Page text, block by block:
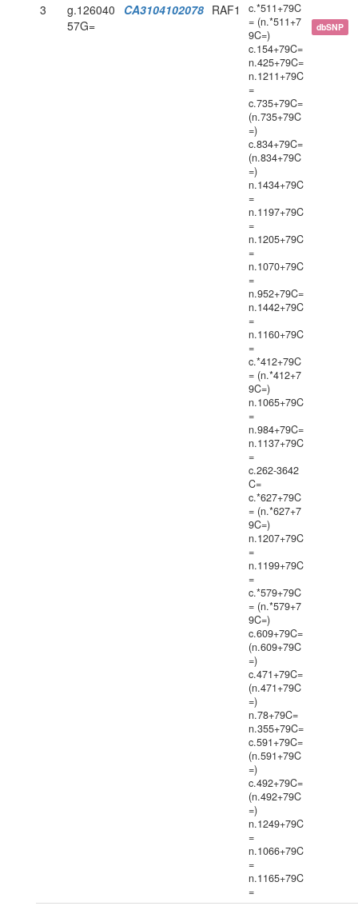
3
g.126040
57G=
CA3104102078 RAF1
c.*511+79C
= (n.*511+7
9C=)
c.154+79C=
n.425+79C=
n.1211+79C
=
c.735+79C=
(n.735+79C
=)
c.834+79C=
(n.834+79C
=)
n.1434+79C
=
n.1197+79C
=
n.1205+79C
=
n.1070+79C
=
n.952+79C=
n.1442+79C
=
n.1160+79C
=
c.*412+79C
= (n.*412+7
9C=)
n.1065+79C
=
n.984+79C=
n.1137+79C
=
c.262-3642
C=
c.*627+79C
= (n.*627+7
9C=)
n.1207+79C
=
n.1199+79C
=
c.*579+79C
= (n.*579+7
9C=)
c.609+79C=
(n.609+79C
=)
c.471+79C=
(n.471+79C
=)
n.78+79C=
n.355+79C=
c.591+79C=
(n.591+79C
=)
c.492+79C=
(n.492+79C
=)
n.1249+79C
=
n.1066+79C
=
n.1165+79C
=
dbSNP